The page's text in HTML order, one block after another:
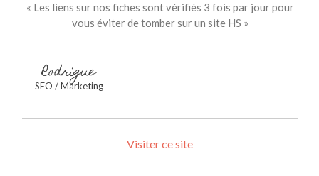
« Les liens sur nos fiches sont vérifiés 3 fois par jour pour
vous éviter de tomber sur un site HS »
Rodrigue
SEO / Marketing
Visiter ce site